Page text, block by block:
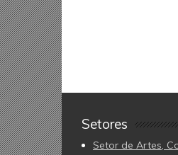
Setores
Setor de Artes,